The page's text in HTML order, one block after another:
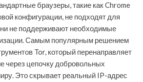
браузеры, такие как Chrome
конфигурации, не подходят для
не поддерживают необходимые
Самым популярным решением
Tor, который перенаправляет
через цепочку добровольных
Это скрывает реальный IP-адрес